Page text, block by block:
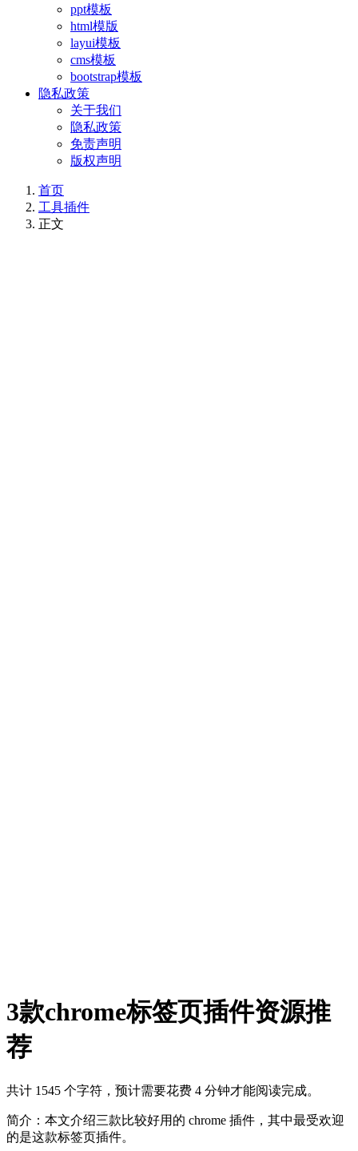
ppt模板
html模版
layui模板
cms模板
bootstrap模板
隐私政策
关于我们
隐私政策
免责声明
版权声明
首页
工具插件
正文
3款chrome标签页插件资源推
荐
共计 1545 个字符，预计需要花费 4 分钟才能阅读完成。
简介：本文介绍三款比较好用的 chrome 插件，其中最受欢迎
的是这款标签页插件。